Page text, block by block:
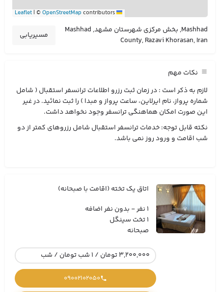
| © OpenStreetMap contributors
Mashhad, بخش مرکزی شهرستان مشهد, Mashhad
County, Razavi Khorasan, Iran
مسیریابی
نکات مهم
لازم به ذکر است : در زمان ثبت رزرو اطلاعات ترانسفر استقبال ( شامل
شماره پرواز، نام ایرلاین، ساعت پرواز و مبدا ) را ثبت نمائید. در غیر
این صورت امکان هماهنگی ترانسفر وجود نخواهد داشت.
نکته قابل توجه: خدمات ترانسفر استقبال شامل رزروهای کمتر از دو
شب اقامت و ورود روز نمی باشد.
اتاق یک تخته (اقامت با صبحانه)
1 نفر - بدون نفر اضافه
1 تخت سینگل
صبحانه
3,200,000 تومان / 1 شب تومان / شب
09002102050